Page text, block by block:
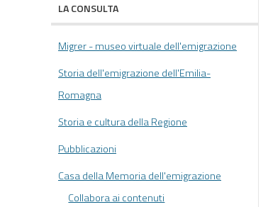
LA CONSULTA
Migrer - museo virtuale dell'emigrazione
Storia dell'emigrazione dell'Emilia-
Romagna
Storia e cultura della Regione
Pubblicazioni
Casa della Memoria dell'emigrazione
Collabora ai contenuti